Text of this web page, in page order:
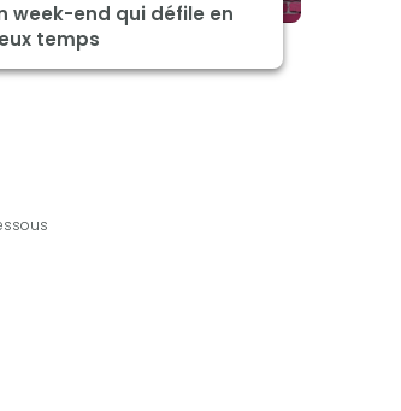
week-end qui défile en
temps